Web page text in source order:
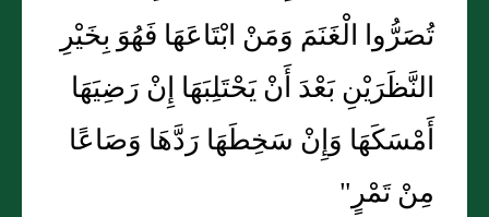
تُصَرُّوا الْغَنَمَ وَمَنْ ابْتَاعَهَا فَهُوَ بِخَيْرِ
النَّظَرَيْنِ بَعْدَ أَنْ يَحْتَلِبَهَا إِنْ رَضِيَهَا
أَمْسَكَهَا وَإِنْ سَخِطَهَا رَدَّهَا وَصَاعًا
مِنْ تَمْرٍ"